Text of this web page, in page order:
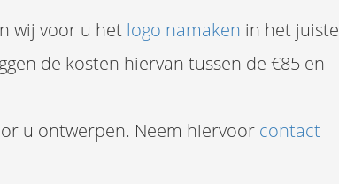
wij voor u het logo namaken in het juiste
de kosten hiervan tussen de €85 en
u ontwerpen. Neem hiervoor contact